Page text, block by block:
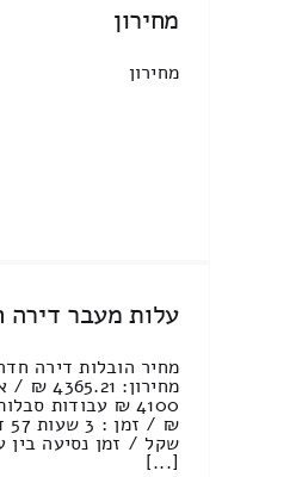
מחירון
מחירון
עלות מעבר
מחיר הובלות דירה
[...]